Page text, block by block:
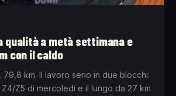
qualità a metà settimana e
con il caldo
79,8 km. Il lavoro serio in due blocchi:
Z5 di mercoledì e il lungo da 27 km